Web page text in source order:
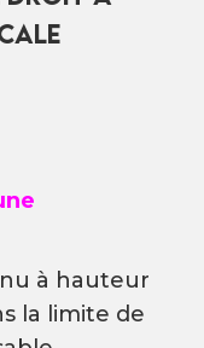
à hauteur
la limite de